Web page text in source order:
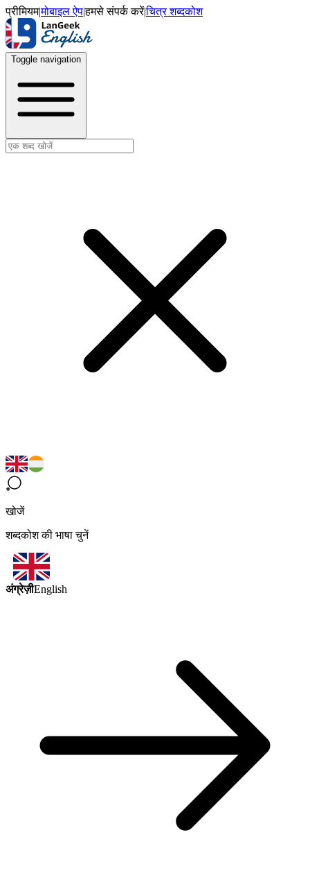
प्रीमियम|मोबाइल ऐप|हमसे संपर्क करें|चित्र शब्दकोश
Toggle navigation
खोजें
शब्दकोश की भाषा चुनें
अंग्रेज़ीEnglish